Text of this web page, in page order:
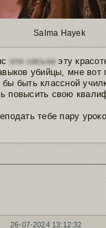
Salma Hayek
эти сиськиэту
убийцы, мне вот
бы быть классной
повысить свою
тебе пару
26-07-2024 13:12:32